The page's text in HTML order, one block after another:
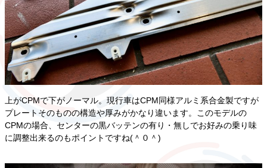
上がCPMで下がノーマル。現行車はCPM同様アルミ系合金製ですが
プレートそのものの構造や厚みがかなり違います。このモデルの
CPMの場合、センターの黒バッテンの有り・無しでお好みの乗り味
に調整出来るのもポイントですね(＾０＾)